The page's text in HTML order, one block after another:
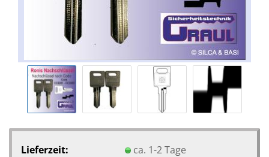
Lieferzeit: ca. 1-2 Tage